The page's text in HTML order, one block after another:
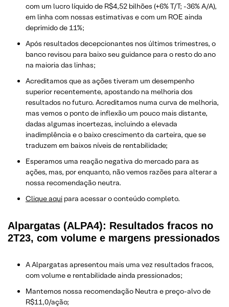
com um lucro líquido de R$4,52 bilhões (+6% T/T; -36% A/A),
em linha com nossas estimativas e com um ROE ainda
deprimido de 11%;
Após resultados decepcionantes nos últimos trimestres, o
banco revisou para baixo seu guidance para o resto do ano
na maioria das linhas;
Acreditamos que as ações tiveram um desempenho
superior recentemente, apostando na melhoria dos
resultados no futuro. Acreditamos numa curva de melhoria,
mas vemos o ponto de inflexão um pouco mais distante,
dadas algumas incertezas, incluindo a elevada
inadimplência e o baixo crescimento da carteira, que se
traduzem em baixos níveis de rentabilidade;
Esperamos uma reação negativa do mercado para as
ações, mas, por enquanto, não vemos razões para alterar a
nossa recomendação neutra.
Clique aqui para acessar o conteúdo completo.
Alpargatas (ALPA4): Resultados fracos no
2T23, com volume e margens pressionados
A Alpargatas apresentou mais uma vez resultados fracos,
com volume e rentabilidade ainda pressionados;
Mantemos nossa recomendação Neutra e preço-alvo de
R$11,0/ação;